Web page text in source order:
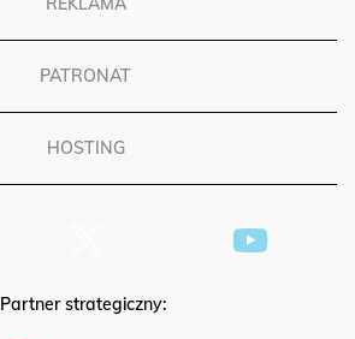
REKLAMA
PATRONAT
HOSTING
Partner strategiczny: